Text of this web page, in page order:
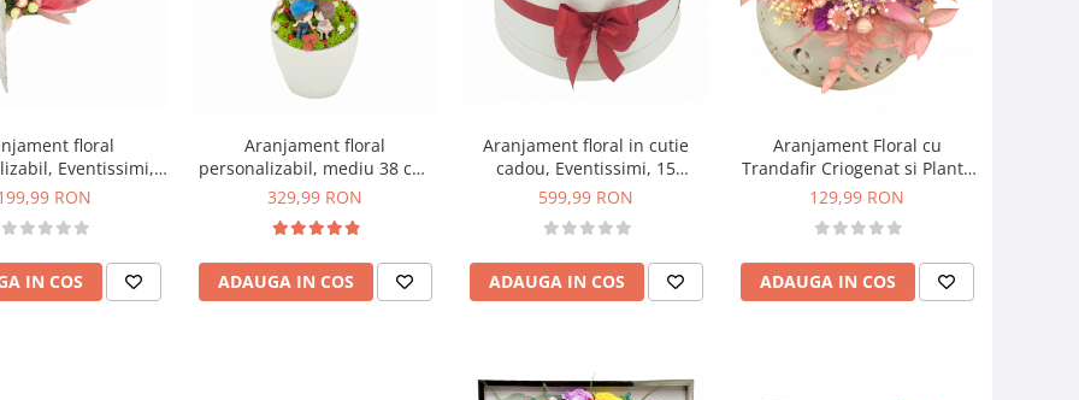
floral
Eventissimi,
carte, trandafir
multicolor
RON
IN COS
Aranjament floral
personalizabil, mediu 38 cm,
tip copacel / pomisor cu
flori criogenate si uscate in
vas ceramic (Multicolor)
329,99 RON
ADAUGA IN COS
Aranjament floral in cutie
cadou, Eventissimi, 15
Trandafiri Naturali Criogenati,
Rosu/Alb, personalizabil
599,99 RON
ADAUGA IN COS
Aranjament Floral cu
Trandafir Criogenat si Plante
Naturale Uscate in vas
Eventissimi
129,99 RON
ADAUGA IN COS